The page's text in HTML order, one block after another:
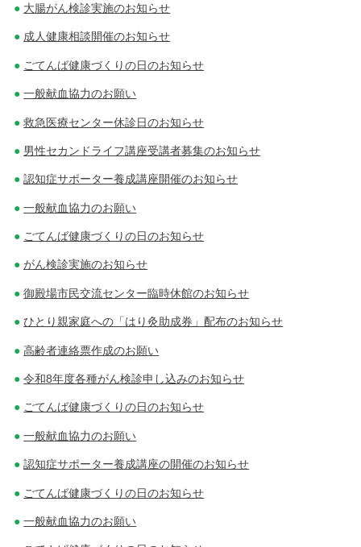
大腸がん検診実施のお知らせ
成人健康相談開催のお知らせ
ごてんば健康づくりの日のお知らせ
一般献血協力のお願い
救急医療センター休診日のお知らせ
男性セカンドライフ講座受講者募集のお知らせ
認知症サポーター養成講座開催のお知らせ
一般献血協力のお願い
ごてんば健康づくりの日のお知らせ
がん検診実施のお知らせ
御殿場市民交流センター臨時休館のお知らせ
ひとり親家庭への「はり灸助成券」配布のお知らせ
高齢者連絡票作成のお願い
令和8年度各種がん検診申し込みのお知らせ
ごてんば健康づくりの日のお知らせ
一般献血協力のお願い
認知症サポーター養成講座の開催のお知らせ
ごてんば健康づくりの日のお知らせ
一般献血協力のお願い